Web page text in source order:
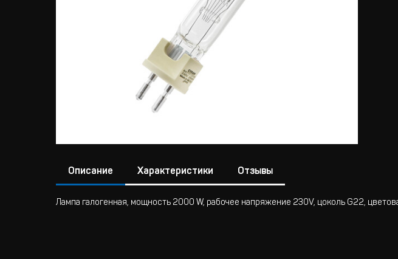
Описание Характеристики Отзывы
Лампа галогенная, мощность 2000 W, рабочее напряжение 230V, цоколь G22,